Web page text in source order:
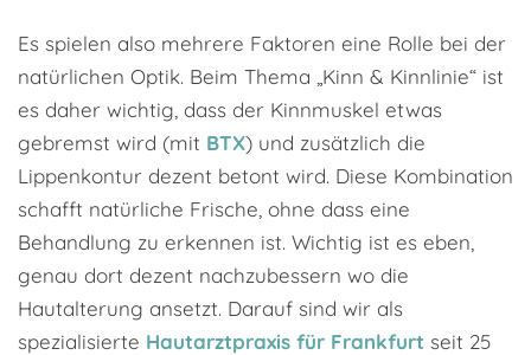
Es spielen also mehrere Faktoren eine Rolle bei der
natürlichen Optik. Beim Thema „Kinn & Kinnlinie“ ist
es daher wichtig, dass der Kinnmuskel etwas
gebremst wird (mit BTX) und zusätzlich die
Lippenkontur dezent betont wird. Diese Kombination
schafft natürliche Frische, ohne dass eine
Behandlung zu erkennen ist. Wichtig ist es eben,
genau dort dezent nachzubessern wo die
Hautalterung ansetzt. Darauf sind wir als
spezialisierte Hautarztpraxis für Frankfurt seit 25